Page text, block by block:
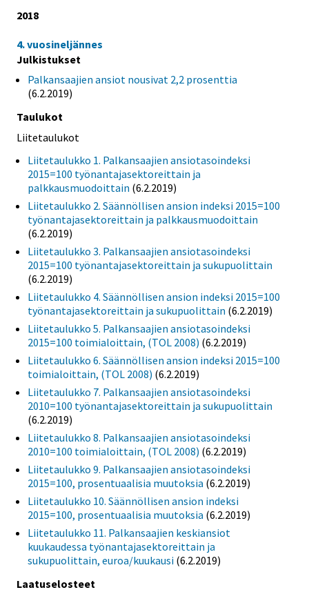
2018
4. vuosineljännes
Julkistukset
Palkansaajien ansiot nousivat 2,2 prosenttia
(6.2.2019)
Taulukot
Liitetaulukot
Liitetaulukko 1. Palkansaajien ansiotasoindeksi
2015=100 työnantajasektoreittain ja
palkkausmuodoittain (6.2.2019)
Liitetaulukko 2. Säännöllisen ansion indeksi 2015=100
työnantajasektoreittain ja palkkausmuodoittain
(6.2.2019)
Liitetaulukko 3. Palkansaajien ansiotasoindeksi
2015=100 työnantajasektoreittain ja sukupuolittain
(6.2.2019)
Liitetaulukko 4. Säännöllisen ansion indeksi 2015=100
työnantajasektoreittain ja sukupuolittain (6.2.2019)
Liitetaulukko 5. Palkansaajien ansiotasoindeksi
2015=100 toimialoittain, (TOL 2008) (6.2.2019)
Liitetaulukko 6. Säännöllisen ansion indeksi 2015=100
toimialoittain, (TOL 2008) (6.2.2019)
Liitetaulukko 7. Palkansaajien ansiotasoindeksi
2010=100 työnantajasektoreittain ja sukupuolittain
(6.2.2019)
Liitetaulukko 8. Palkansaajien ansiotasoindeksi
2010=100 toimialoittain, (TOL 2008) (6.2.2019)
Liitetaulukko 9. Palkansaajien ansiotasoindeksi
2015=100, prosentuaalisia muutoksia (6.2.2019)
Liitetaulukko 10. Säännöllisen ansion indeksi
2015=100, prosentuaalisia muutoksia (6.2.2019)
Liitetaulukko 11. Palkansaajien keskiansiot
kuukaudessa työnantajasektoreittain ja
sukupuolittain, euroa/kuukausi (6.2.2019)
Laatuselosteet